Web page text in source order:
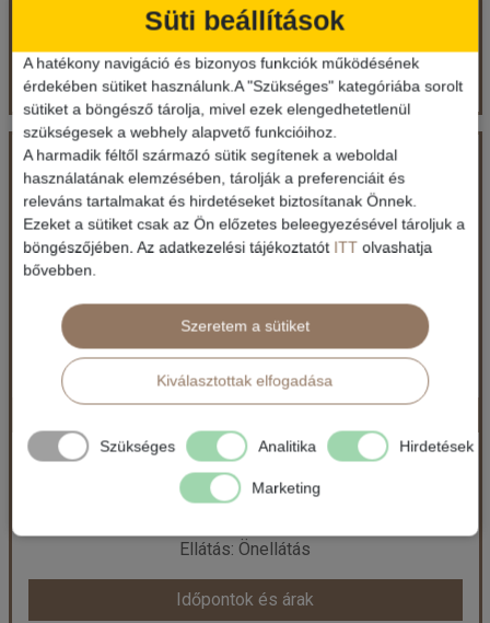
Bőröndbe
Bőröndbe
SABBIADORO Residence - Lignano Sabbiadoro
Ország:
Olaszország
Város:Lignano
Utazás módja:Egyénileg
Szobatípus:A2
Időtartam:7 éj
Időpontok és árak
Olaszország / Észak-Adria
237.900 Ft-tól
Ellátás: Önellátás
Időpontok és árak
Süti beállítások
A hatékony navigáció és bizonyos funkciók működésének
érdekében sütiket használunk.A "Szükséges" kategóriába sorolt
sütiket a böngésző tárolja, mivel ezek elengedhetetlenül
szükségesek a webhely alapvető funkcióihoz.
A harmadik féltől származó sütik segítenek a weboldal
használatának elemzésében, tárolják a preferenciáit és
releváns tartalmakat és hirdetéseket biztosítanak Önnek.
Ezeket a sütiket csak az Ön előzetes beleegyezésével tároljuk a
böngészőjében. Az adatkezelési tájékoztatót ITT olvashatja
bővebben.
Szeretem a sütiket
Kiválasztottak elfogadása
Szükséges Analitika Hirdetések
Marketing